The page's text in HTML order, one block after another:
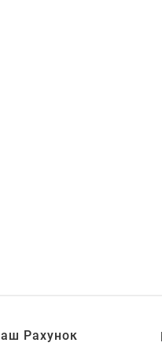
Рахунок